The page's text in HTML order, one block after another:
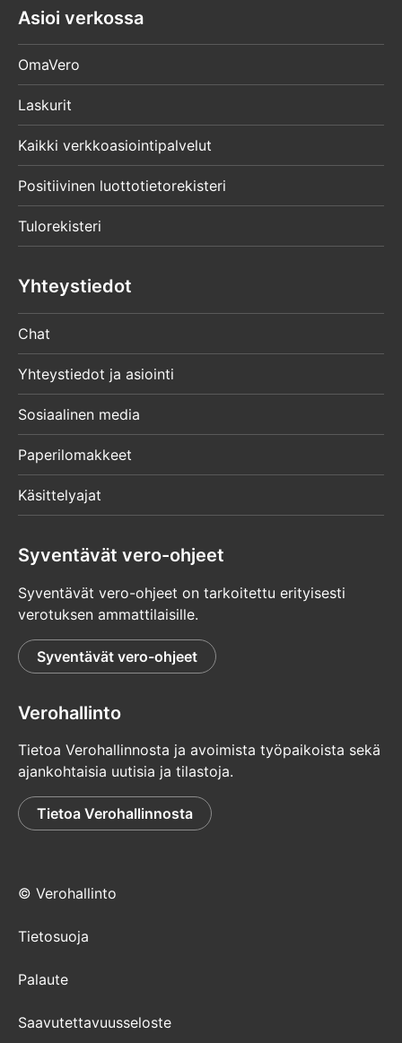
Asioi verkossa
OmaVero
Laskurit
Kaikki verkkoasiointipalvelut
Positiivinen luottotietorekisteri
Tulorekisteri
Yhteystiedot
Chat
Yhteystiedot ja asiointi
Sosiaalinen media
Paperilomakkeet
Käsittelyajat
Syventävät vero-ohjeet
Syventävät vero-ohjeet on tarkoitettu erityisesti
verotuksen ammattilaisille.
Syventävät vero-ohjeet
Verohallinto
Tietoa Verohallinnosta ja avoimista työpaikoista sekä
ajankohtaisia uutisia ja tilastoja.
Tietoa Verohallinnosta
© Verohallinto
Tietosuoja
Palaute
Saavutettavuusseloste